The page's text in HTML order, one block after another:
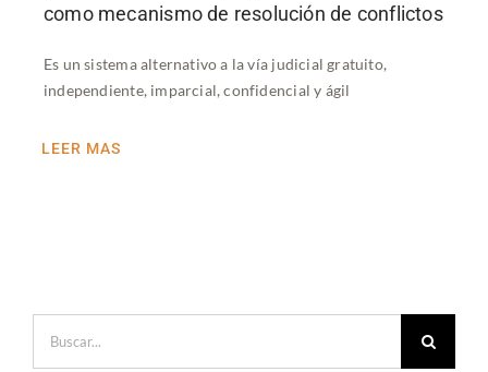
como mecanismo de resolución de conflictos
Es un sistema alternativo a la vía judicial gratuito,
independiente, imparcial, confidencial y ágil
LEER MAS